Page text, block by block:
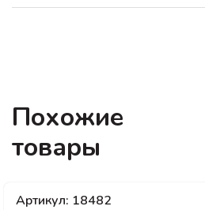
Похожие
товары
Артикул: 18482